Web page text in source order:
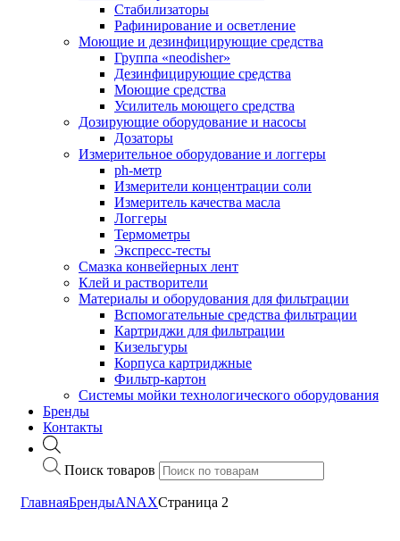
Стабилизаторы
Рафинирование и осветление
Моющие и дезинфицирующие средства
Группа «neodisher»
Дезинфицирующие средства
Моющие средства
Усилитель моющего средства
Дозирующие оборудование и насосы
Дозаторы
Измерительное оборудование и логгеры
ph-метр
Измерители концентрации соли
Измеритель качества масла
Логгеры
Термометры
Экспресс-тесты
Cмазка конвейерных лент
Клей и растворители
Материалы и оборудования для фильтрации
Вспомогательные средства фильтрации
Картриджи для фильтрации
Кизельгуры
Корпуса картриджные
Фильтр-картон
Системы мойки технологического оборудования
Бренды
Контакты
Поиск товаров
ГлавнаяБрендыANAXСтраница 2